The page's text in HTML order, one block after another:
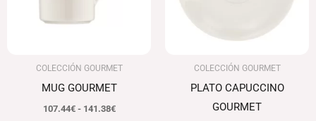
COLECCIÓN GOURMET
MUG GOURMET
107.44€ - 141.38€
COLECCIÓN GOURMET
PLATO CAPUCCINO
GOURMET